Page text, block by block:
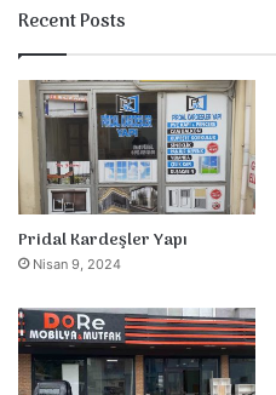
Recent Posts
Pridal Kardeşler Yapı
Nisan 9, 2024